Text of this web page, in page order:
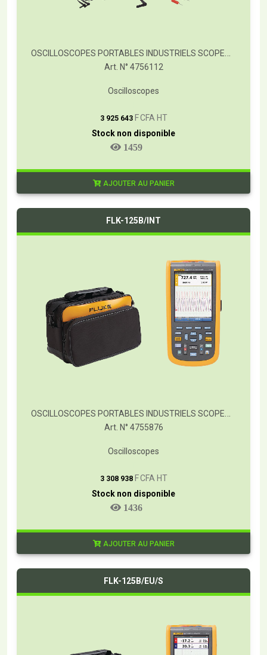
OSCILLOSCOPES PORTABLES INDUSTRIELS SCOPEMETER® FLUKE SÉRIE 120B
Art. N° 4756112
Oscilloscopes
3 925 643 F CFA HT
Stock non disponible
1459
AJOUTER AU PANIER
FLK-125B/INT
OSCILLOSCOPES PORTABLES INDUSTRIELS SCOPEMETER® FLUKE SÉRIE 120B
Art. N° 4755876
Oscilloscopes
3 308 938 F CFA HT
Stock non disponible
1436
AJOUTER AU PANIER
FLK-125B/EU/S